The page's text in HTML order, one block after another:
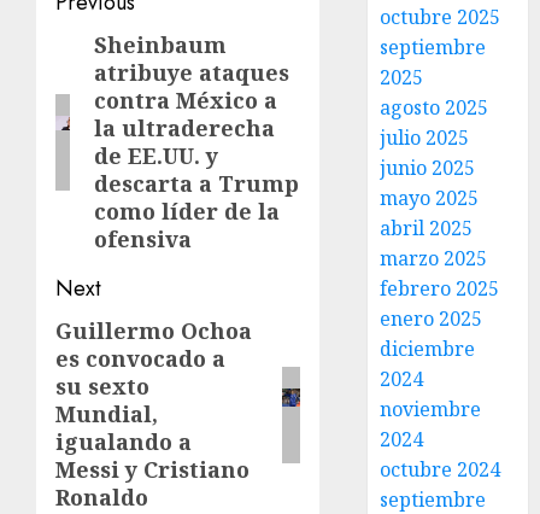
Sheinbaum
atribuye ataques
contra México a
la ultraderecha
de EE.UU. y
descarta a Trump
como líder de la
ofensiva
Next
Guillermo Ochoa
es convocado a
su sexto
Mundial,
igualando a
Messi y Cristiano
Ronaldo
octubre 2025
septiembre
2025
agosto 2025
julio 2025
junio 2025
mayo 2025
abril 2025
marzo 2025
febrero 2025
enero 2025
diciembre
2024
noviembre
2024
octubre 2024
septiembre